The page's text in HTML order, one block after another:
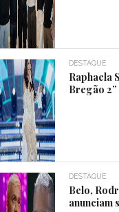
DESTAQUE
Raphaela
Bregão
DESTAQUE
Belo,
anunciam